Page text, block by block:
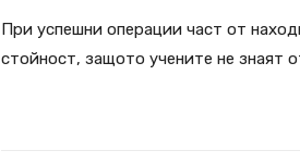
При успешни операции част от
стойност, защото учените не знаят